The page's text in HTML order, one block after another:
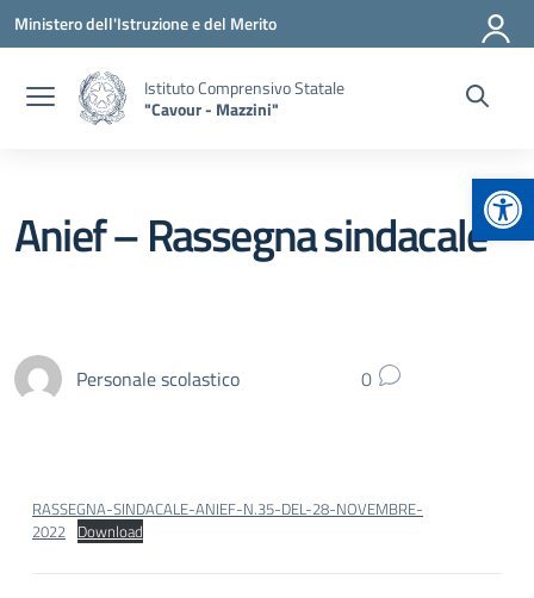
Vai ai contenuti
Vai al menu di navigazione
Vai al footer
Ministero dell'Istruzione e del Merito
Istituto Comprensivo Statale
"Cavour - Mazzini"
Anief – Rassegna sindacale
Personale scolastico 0
RASSEGNA-SINDACALE-ANIEF-N.35-DEL-28-NOVEMBRE-
2022 Download